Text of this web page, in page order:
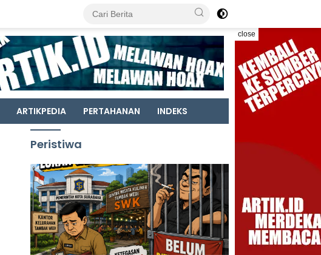
close
ARTIKPEDIA PERTAHANAN INDEKS
Peristiwa